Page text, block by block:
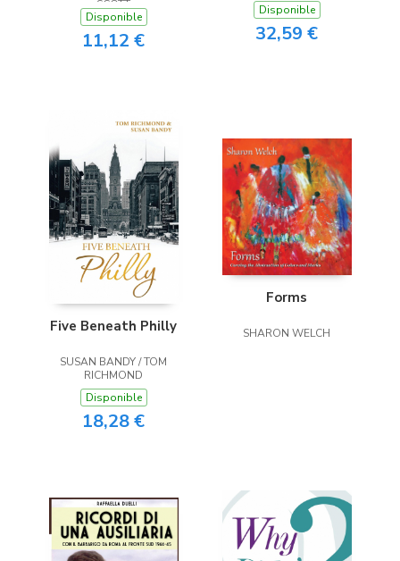
SCOTT
Disponible
11,12 €
Disponible
32,59 €
Five Beneath Philly
SUSAN BANDY / TOM
RICHMOND
Disponible
18,28 €
Forms
SHARON WELCH